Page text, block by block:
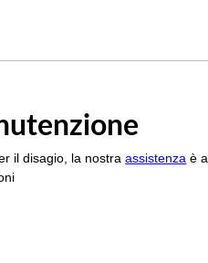
il disagio, la nostraassistenza è a